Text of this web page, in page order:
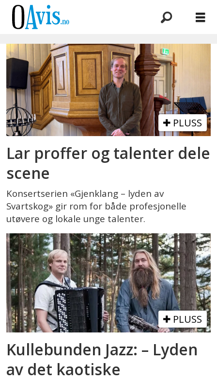
Emne:
frode
haltli
PLUSS
Lar proffer og talenter dele
scene
Konsertserien «Gjenklang – lyden av
Svartskog» gir rom for både profesjonelle
utøvere og lokale unge talenter.
PLUSS
Kullebunden Jazz: – Lyden
av det kaotiske